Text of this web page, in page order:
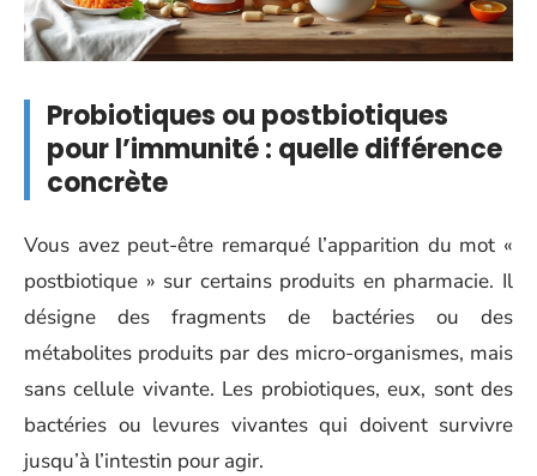
Probiotiques ou postbiotiques
pour l’immunité : quelle différence
concrète
Vous avez peut-être remarqué l’apparition du mot «
postbiotique » sur certains produits en pharmacie. Il
désigne des fragments de bactéries ou des
métabolites produits par des micro-organismes, mais
sans cellule vivante. Les probiotiques, eux, sont des
bactéries ou levures vivantes qui doivent survivre
jusqu’à l’intestin pour agir.